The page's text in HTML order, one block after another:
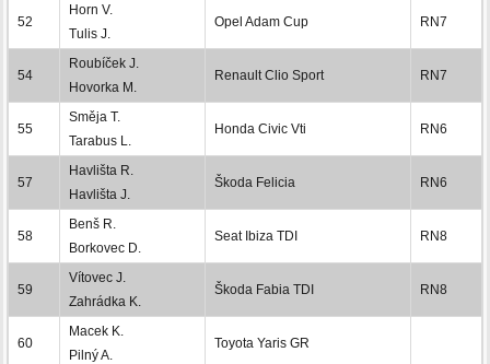
52
Horn V.
Tulis J.
Opel Adam Cup RN7
54
Roubíček J.
Hovorka M.
Renault Clio Sport RN7
55
Směja T.
Tarabus L.
Honda Civic Vti RN6
57
Havlišta R.
Havlišta J.
Škoda Felicia RN6
58
Benš R.
Borkovec D.
Seat Ibiza TDI RN8
59
Vítovec J.
Zahrádka K.
Škoda Fabia TDI RN8
60
Macek K.
Pilný A.
Toyota Yaris GR